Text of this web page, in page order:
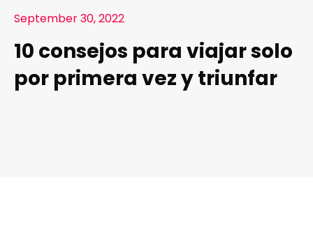
September 30, 2022
10 consejos para viajar solo
por primera vez y triunfar